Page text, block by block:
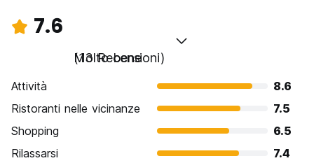
7.6
Molto bene
(13 Recensioni)
Attività
8.6
Ristoranti nelle vicinanze
7.5
Shopping
6.5
Rilassarsi
7.4